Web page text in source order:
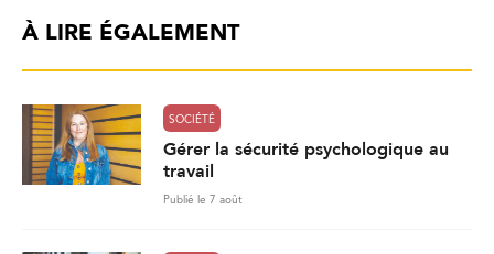
À LIRE ÉGALEMENT
SOCIÉTÉ
Gérer la sécurité psychologique au
travail
Publié le 7 août